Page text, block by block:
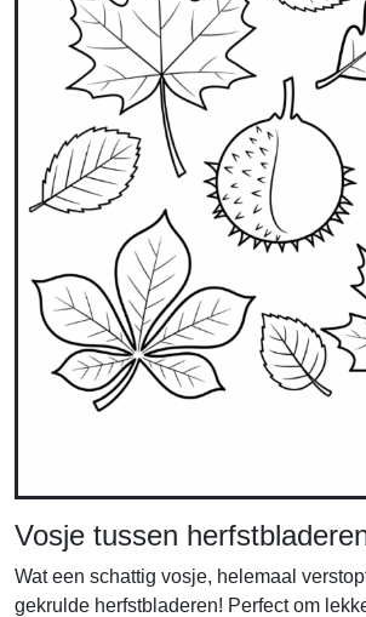
Vosje tussen
Wat een schattig vosje, helemaal
gekrulde herfstbladeren! Perfect om